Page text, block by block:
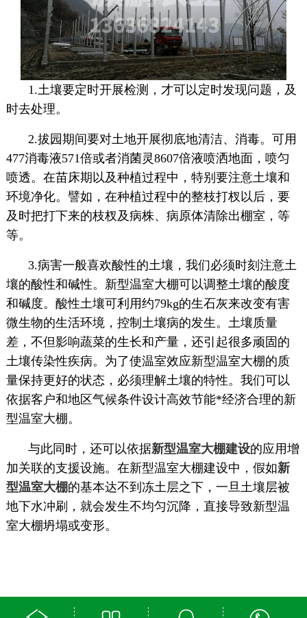
1.土壤要定时开展检测，才可以定时发现问题，及
时去处理。
2.拔园期间要对土地开展彻底地清洁、消毒。可用
477消毒液571倍或者消菌灵8607倍液喷洒地面，喷匀
喷透。在苗床期以及种植过程中，特别要注意土壤和
环境净化。譬如，在种植过程中的整枝打杈以后，要
及时把打下来的枝杈及病株、病原体清除出棚室，等
等。
3.病害一般喜欢酸性的土壤，我们必须时刻注意土
壤的酸性和碱性。新型温室大棚可以调整土壤的酸度
和碱度。酸性土壤可利用约79kg的生石灰来改变有害
微生物的生活环境，控制土壤病的发生。土壤质量
差，不但影响蔬菜的生长和产量，还引起很多顽固的
土壤传染性疾病。为了使温室效应新型温室大棚的质
量保持更好的状态，必须理解土壤的特性。我们可以
依据客户和地区气候条件设计高效节能*经济合理的新
型温室大棚。
与此同时，还可以依据新型温室大棚建设的应用增
加关联的支援设施。在新型温室大棚建设中，假如新
型温室大棚的基本达不到冻土层之下，一旦土壤层被
地下水冲刷，就会发生不均匀沉降，直接导致新型温
室大棚坍塌或变形。